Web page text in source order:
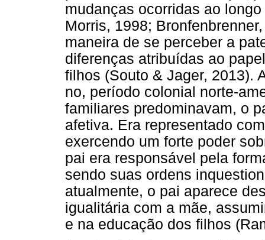
mudanças ocorridas ao
Morris, 1998;
maneira de se perceber a
diferenças atribuídas ao
filhos (Souto & Jager, 2013).
no, período colonial norte-
familiares predominavam, o
afetiva. Era representado
exercendo um forte poder
pai era responsável pela
sendo suas ordens
atualmente, o pai aparece
igualitária com a mãe,
e na educação dos filhos